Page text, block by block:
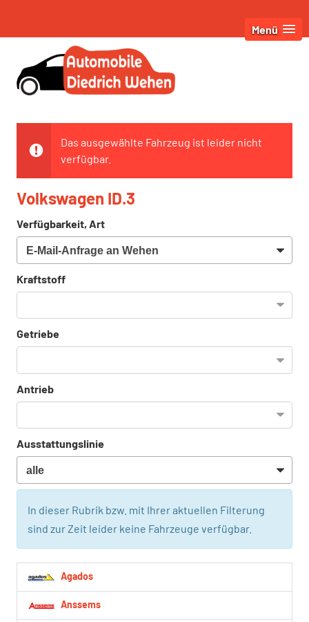
Menü
Das ausgewählte Fahrzeug ist leider nicht
verfügbar.
Volkswagen ID.3
Verfügbarkeit, Art
Kraftstoff
Getriebe
Antrieb
Ausstattungslinie
In dieser Rubrik bzw. mit Ihrer aktuellen Filterung
sind zur Zeit leider keine Fahrzeuge verfügbar.
Agados
Anssems